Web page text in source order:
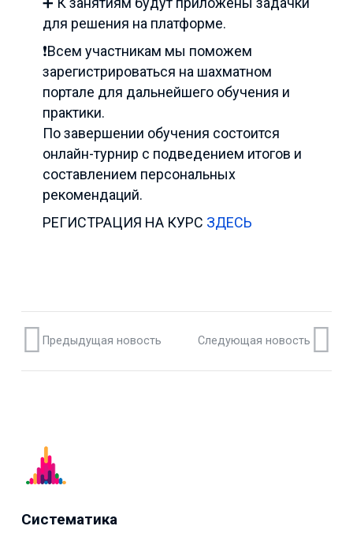
для решения на платформе.
❗️Всем участникам мы поможем
зарегистрироваться на шахматном
портале для дальнейшего обучения и
практики.
По завершении обучения состоится
онлайн-турнир с подведением итогов и
составлением персональных
рекомендаций.
РЕГИСТРАЦИЯ НА КУРС ЗДЕСЬ
Предыдущая новость Следующая новость
Систематика